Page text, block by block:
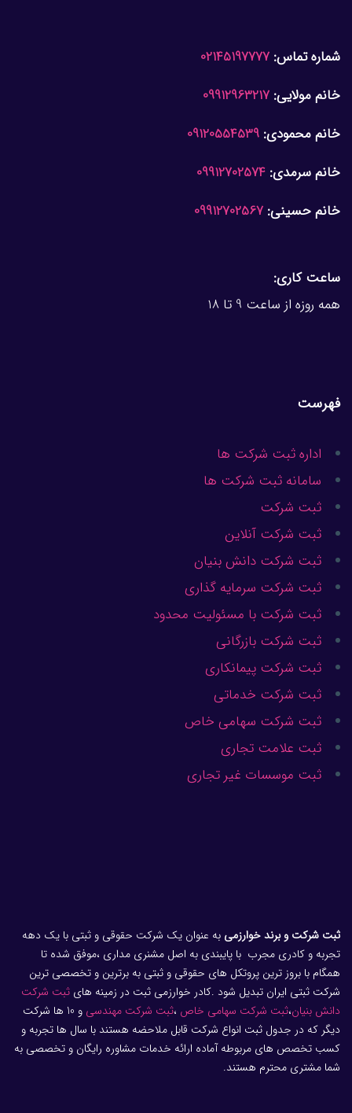
شماره تماس: 02145197777
خانم مولایی: 09912963217
خانم محمودی: 09120554539
خانم سرمدی: 09912702574
خانم حسینی: 09912702567
ساعت کاری:
همه روزه از ساعت 9 تا 18
فهرست
اداره ثبت شرکت ها
سامانه ثبت شرکت ها
ثبت شرکت
ثبت شرکت آنلاین
ثبت شرکت دانش بنیان
ثبت شرکت سرمایه گذاری
ثبت شرکت با مسئولیت محدود
ثبت شرکت بازرگانی
ثبت شرکت پیمانکاری
ثبت شرکت خدماتی
ثبت شرکت سهامی خاص
ثبت علامت تجاری
ثبت موسسات غیر تجاری
ثبت شرکت و برند خوارزمی به عنوان یک شرکت حقوقی و ثبتی با یک دهه
تجربه و کادری مجرب با پایبندی به اصل مشنری مداری ،موفق شده تا
همگام با بروز ترین پروتکل های حقوقی و ثبتی به برترین و تخصصی ترین
شرکت ثبتی ایران تبدیل شود .کادر خوارزمی ثبت در زمینه های ثبت شرکت
دانش بنیان،ثبت شرکت سهامی خاص ،ثبت شرکت مهندسی
و 10 ها شرکت
دیگر که در جدول ثبت انواع شرکت قابل ملاحضه هستند با سال ها تجربه و
کسب تخصص های مربوطه آماده ارائه خدمات مشاوره رایگان و تخصصی به
شما مشتری محترم هستند.